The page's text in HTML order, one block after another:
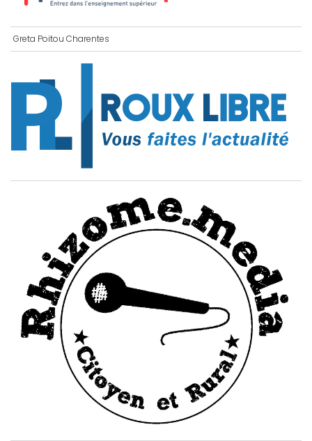
Greta Poitou Charentes